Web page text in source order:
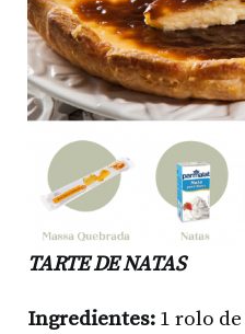
TARTE DE NATAS
Ingredientes: 1 rolo